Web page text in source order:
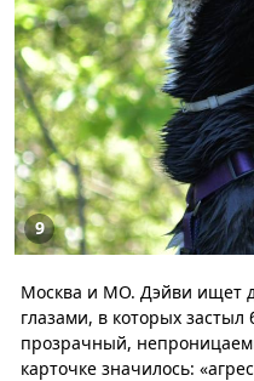
9
Москва и МО. Дэйви ищет
глазами, в которых
прозрачный,
карточке значилось: